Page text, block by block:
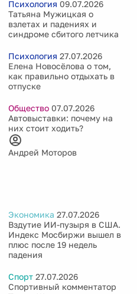
Психология 09.07.2026
Татьяна Мужицкая о
взлетах и падениях и
синдроме сбитого летчика
Психология 27.07.2026
Елена Новосёлова о том,
как правильно отдыхать в
отпуске
Общество 07.07.2026
Автовыставки: почему на
них стоит ходить?
Андрей Моторов
Экономика 27.07.2026
Вздутие ИИ-пузыря в США.
Индекс Мосбиржи вышел в
плюс после 19 недель
падения
Спорт 27.07.2026
Спортивный комментатор